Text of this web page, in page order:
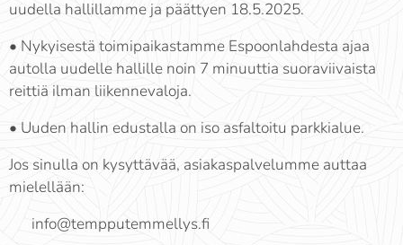
uudella hallillamme ja päättyen 18.5.2025.
• Nykyisestä toimipaikastamme Espoonlahdesta ajaa
autolla uudelle hallille noin 7 minuuttia suoraviivaista
reittiä ilman liikennevaloja.
• Uuden hallin edustalla on iso asfaltoitu parkkialue.
Jos sinulla on kysyttävää, asiakaspalvelumme auttaa
mielellään:
📧 info@tempputemmellys.fi